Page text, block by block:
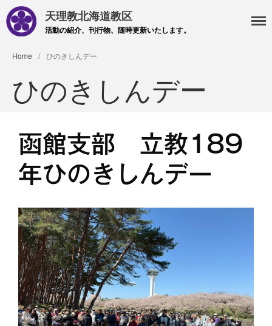
・主事 支部長 各部各会
・災救隊
・基礎講座
・記事投稿 社友ページ
・北海道教区報
検索
天理教北海道教区
活動の紹介、刊行物、随時更新いたします。
Home / ひのきしんデー
ひのきしんデー
函館支部 立教189
年ひのきしんデー